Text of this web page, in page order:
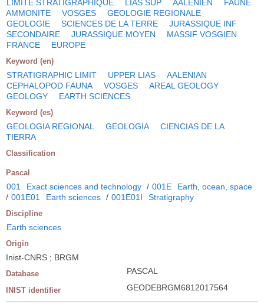
LIMITE STRATIGRAPHIQUE LIAS SUP AALENIEN
FAUNE
AMMONITE
VOSGES
GEOLOGIE REGIONALE
GEOLOGIE
SCIENCES DE LA TERRE
JURASSIQUE INF
SECONDAIRE
JURASSIQUE MOYEN
MASSIF VOSGIEN
FRANCE
EUROPE
Keyword (en)
STRATIGRAPHIC LIMIT UPPER LIAS
AALENIAN
CEPHALOPOD FAUNA
VOSGES
AREAL GEOLOGY
GEOLOGY
EARTH SCIENCES
Keyword (es)
GEOLOGIA REGIONAL GEOLOGIA
CIENCIAS DE LA
TIERRA
Classification
Pascal
001 Exact sciences and technology / 001E
Earth, ocean, space
/ 001E01 Earth sciences / 001E01I Stratigraphy
Discipline
Earth sciences
Origin
Inist-CNRS ; BRGM
Database PASCAL
INIST identifier GEODEBRGM6812017564